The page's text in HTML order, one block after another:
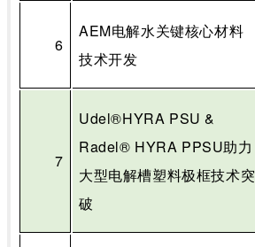
6
AEM电解水关键核心材料
技术开发
7
Udel®HYRA PSU &
Radel® HYRA PPSU助力
大型电解槽塑料极框技术突
破